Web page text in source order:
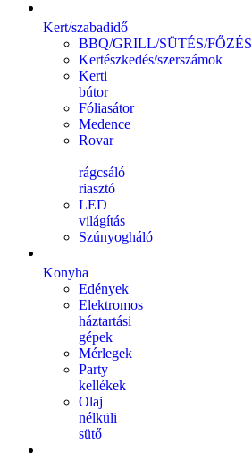
Kert/szabadidő
BBQ/GRILL/SÜTÉS/FŐZÉS
Kertészkedés/szerszámok
Kerti
bútor
Fóliasátor
Medence
Rovar
–
rágcsáló
riasztó
LED
világítás
Szúnyogháló
Konyha
Edények
Elektromos
háztartási
gépek
Mérlegek
Party
kellékek
Olaj
nélküli
sütő